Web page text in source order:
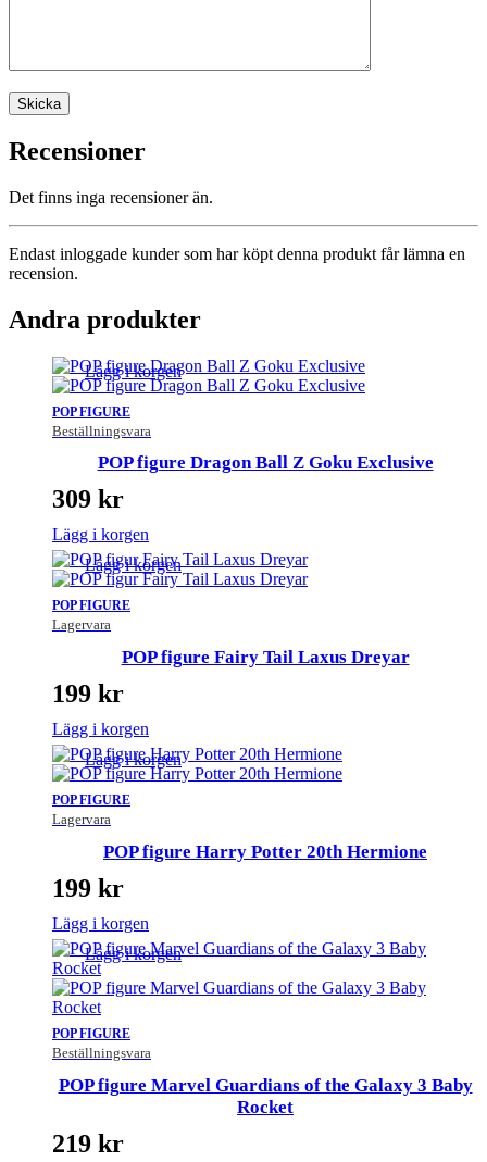
Recensioner
Det finns inga recensioner än.
Endast inloggade kunder som har köpt denna produkt får lämna en
recension.
Andra produkter
POP FIGURE
Beställningsvara
Lägg i korgen
POP figure Dragon Ball Z Goku Exclusive
309 kr
Lägg i korgen
POP FIGURE
Lagervara
Lägg i korgen
POP figure Fairy Tail Laxus Dreyar
199 kr
Lägg i korgen
POP FIGURE
Lagervara
Lägg i korgen
POP figure Harry Potter 20th Hermione
199 kr
Lägg i korgen
POP FIGURE
Beställningsvara
Lägg i korgen
POP figure Marvel Guardians of the Galaxy 3 Baby
Rocket
219 kr